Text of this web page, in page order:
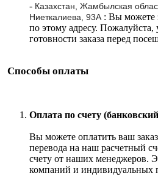
- Казахстан, Жамбылская
Ниеткалиева, 93А : Вы можете
по этому адресу. Пожалуйста,
готовности заказа перед
Способы оплаты
Оплата по счету
Вы можете оплатить ваш
перевода на наш расчетный
счету от наших менеджеров.
компаний и индивидуальных